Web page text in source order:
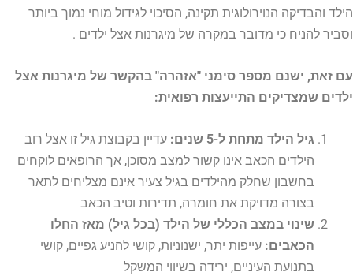
הילד והבדיקה הנוירולוגית תקינה, הסיכוי לגידול מוחי נמוך ביותר
וסביר להניח כי מדובר במקרה של מיגרנות אצל ילדים .
עם זאת, ישנם מספר סימני "אזהרה" בהקשר של מיגרנות אצל
ילדים שמצדיקים התייעצות רפואית:
גיל הילד מתחת ל-5 שנים:
עדיין בקבוצת גיל זו אצל רוב
הילדים הכאב אינו קשור למצב מסוכן, אך הרופאים לוקחים
בחשבון שחלק מהילדים בגיל צעיר אינם מצליחים לתאר
בצורה מדויקת את חומרה, תדירות וטיב הכאב
שינוי במצב הכללי של הילד (בכל גיל) מאז החלו
הכאבים: עייפות יתר, ישנוניות, קושי להניע גפיים, קושי
בתנועת העיניים, ירידה בשיווי המשקל